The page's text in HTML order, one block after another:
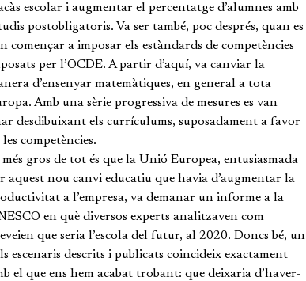
escolar i augmentar el percentatge d’alumnes amb
postobligatoris. Va ser també, poc després, quan es
començar a imposar els estàndards de competències
per l’OCDE. A partir d’aquí, va canviar la
d’ensenyar matemàtiques, en general a tota
Amb una sèrie progressiva de mesures es van
desdibuixant els currículums, suposadament a favor
les competències.
gros de tot és que la Unió Europea, entusiasmada
aquest nou canvi educatiu que havia d’augmentar la
a l’empresa, va demanar un informe a la
en què diversos experts analitzaven com
que seria l’escola del futur, al 2020. Doncs bé, un
escenaris descrits i publicats coincideix exactament
el que ens hem acabat trobant: que deixaria d’haver-